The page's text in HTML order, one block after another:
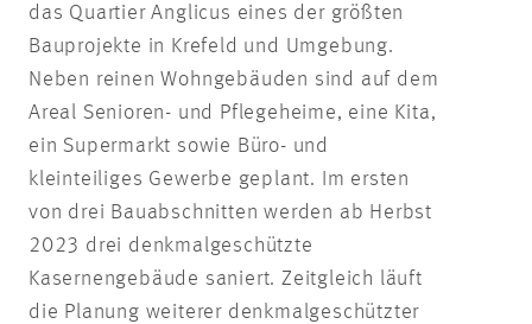
das Quartier Anglicus eines der größten
Bauprojekte in Krefeld und Umgebung.
Neben reinen Wohngebäuden sind auf dem
Areal Senioren- und Pflegeheime, eine Kita,
ein Supermarkt sowie Büro- und
kleinteiliges Gewerbe geplant. Im ersten
von drei Bauabschnitten werden ab Herbst
2023 drei denkmalgeschützte
Kasernengebäude saniert. Zeitgleich läuft
die Planung weiterer denkmalgeschützter